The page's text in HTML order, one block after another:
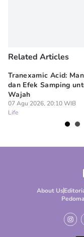
Related Articles
Tranexamic Acid:
dan Efek Samping
Wajah
07 Agu 2026, 20:10 WIB
Life
About Us